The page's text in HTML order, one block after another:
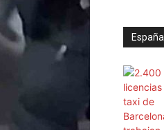
España